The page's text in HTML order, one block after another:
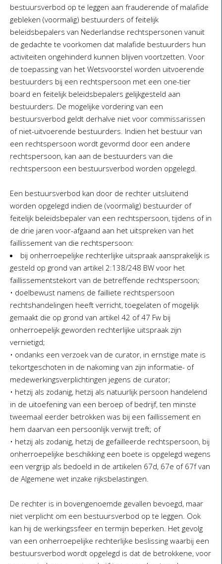
bestuursverbod op te leggen aan frauderende of malafide
gebleken (voormalig) bestuurders of feitelijk
beleidsbepalers van Nederlandse rechtspersonen vanuit
de gedachte te voorkomen dat malafide bestuurders hun
activiteiten ongehinderd kunnen blijven voortzetten. Voor
de toepassing van het Wetsvoorstel worden uitvoerende
bestuurders bij een rechtspersoon met een one-tier
board en feitelijk beleidsbepalers gelijkgesteld aan
bestuurders. De mogelijke vordering van een
bestuursverbod geldt derhalve niet voor commissarissen
of niet-uitvoerende bestuurders. Indien het bestuur van
een rechtspersoon wordt gevormd door een andere
rechtspersoon, kan aan de bestuurders van die
rechtspersoon een bestuursverbod worden opgelegd.
Een bestuursverbod kan door de rechter uitsluitend
worden opgelegd indien de (voormalig) bestuurder of
feitelijk beleidsbepaler van een rechtspersoon, tijdens of in
de drie jaren voor-afgaand aan het uitspreken van het
faillissement van die rechtspersoon:
bij onherroepelijke rechterlijke uitspraak aansprakelijk is
gesteld op grond van artikel 2:138/248 BW voor het
faillissementstekort van de betreffende rechtspersoon;
• doelbewust namens de failliete rechtspersoon
rechtshandelingen heeft verricht, toegelaten of mogelijk
gemaakt die op grond van artikel 42 of 47 Fw bij
onherroepelijk geworden rechterlijke uitspraak zijn
vernietigd;
• ondanks een verzoek van de curator, in ernstige mate is
tekortgeschoten in de nakoming van zijn informatie- of
medewerkingsverplichtingen jegens de curator;
• hetzij als zodanig, hetzij als natuurlijk persoon handelend
in de uitoefening van een beroep of bedrijf, ten minste
tweemaal eerder betrokken was bij een faillissement en
hem daarvan een persoonlijk verwijt treft; of
• hetzij als zodanig, hetzij de gefailleerde rechtspersoon, bij
onherroepelijke beschikking een boete is opgelegd wegens
een vergrijp als bedoeld in de artikelen 67d, 67e of 67f van
de Algemene wet inzake rijksbelastingen.
De rechter is in bovengenoemde gevallen bevoegd, maar
niet verplicht om een bestuursverbod op te leggen. Ook
kan hij de werkingssfeer en termijn beperken. Het gevolg
van een onherroepelijke rechterlijke beslissing waarbij een
bestuursverbod wordt opgelegd is dat de betrokkene, voor